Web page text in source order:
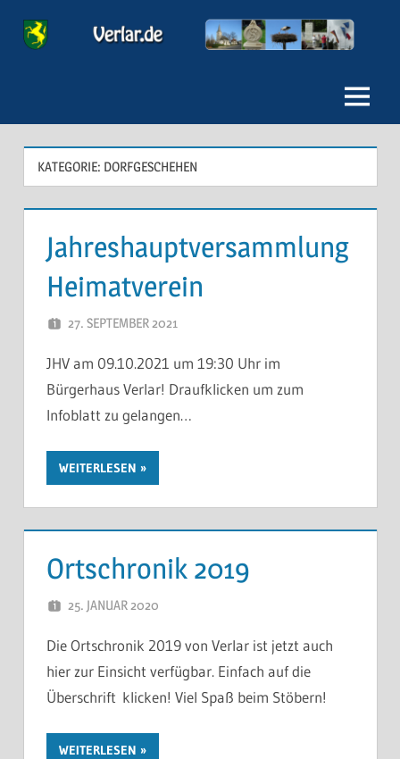
Inhalt
Verlar
Menu
KATEGORIE: DORFGESCHEHEN
Jahreshauptversammlung
Heimatverein
27. SEPTEMBER 2021
JHV am 09.10.2021 um 19:30 Uhr im
Bürgerhaus Verlar! Draufklicken um zum
Infoblatt zu gelangen…
WEITERLESEN
Ortschronik 2019
25. JANUAR 2020
Die Ortschronik 2019 von Verlar ist jetzt auch
hier zur Einsicht verfügbar. Einfach auf die
Überschrift klicken! Viel Spaß beim Stöbern!
WEITERLESEN